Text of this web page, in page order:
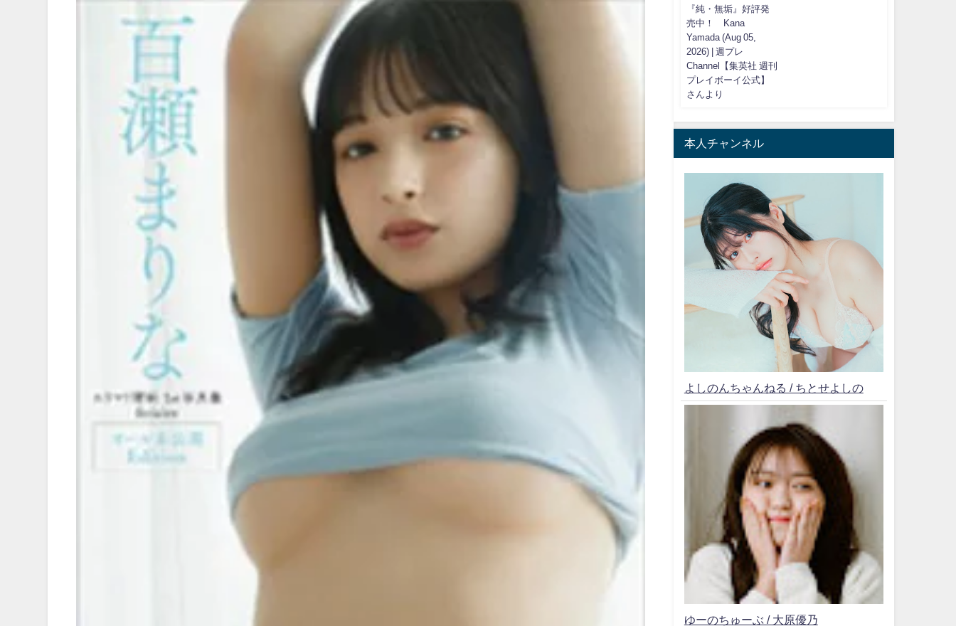
『純・無垢』好評発
売中！ Kana
Yamada (Aug 05,
2026) | 週プレ
Channel【集英社 週刊
プレイボーイ公式】
さんより
本人チャンネル
よしのんちゃんねる / ちとせよしの
ゆーのちゅーぶ / 大原優乃